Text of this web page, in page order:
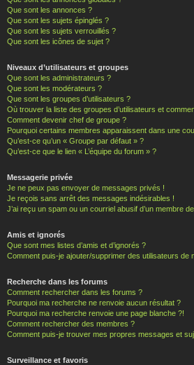
Que sont les annonces ?
Que sont les sujets épinglés ?
Que sont les sujets verrouillés ?
Que sont les icônes de sujet ?
Niveaux d’utilisateurs et groupes
Que sont les administrateurs ?
Que sont les modérateurs ?
Que sont les groupes d’utilisateurs ?
Où trouver la liste des groupes d’utilisateurs et
Comment devenir chef de groupe ?
Pourquoi certains membres apparaissent dans une
Qu’est-ce qu’un « Groupe par défaut » ?
Qu’est-ce que le lien « L’équipe du forum » ?
Messagerie privée
Je ne peux pas envoyer de messages privés !
Je reçois sans arrêt des messages indésirables !
J’ai reçu un spam ou un courriel abusif d’un membre
Amis et ignorés
Que sont mes listes d’amis et d’ignorés ?
Comment puis-je ajouter/supprimer des utilisateurs de
Recherche dans les forums
Comment rechercher dans les forums ?
Pourquoi ma recherche ne renvoie aucun résultat ?
Pourquoi ma recherche renvoie une page blanche ?!
Comment rechercher des membres ?
Comment puis-je trouver mes propres messages et
Surveillance et favoris